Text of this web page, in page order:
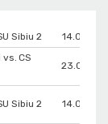
Sibiu 2
CS
Sibiu 2